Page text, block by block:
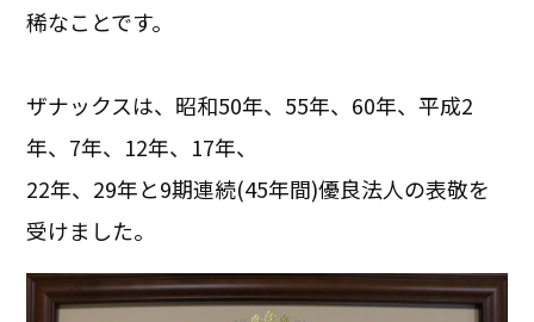
稀なことです。
ザナックスは、昭和50年、55年、60年、平成2
年、7年、12年、17年、
22年、29年と9期連続(45年間)優良法人の表敬を
受けました。